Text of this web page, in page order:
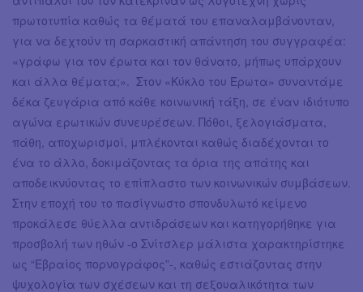
πρωτοτυπία καθώς τα θέματά του επαναλαμβάνονταν,
για να δεχτούν τη σαρκαστική απάντηση του συγγραφέα:
«γράφω για τον έρωτα και τον θάνατο, μήπως υπάρχουν
και άλλα θέματα;». Στον «Κύκλο του Έρωτα» συναντάμε
δέκα ζευγάρια από κάθε κοινωνική τάξη, σε έναν ιδιότυπο
αγώνα ερωτικών συνευρέσεων. Πόθοι, ξελογιάσματα,
πάθη, αποχωρισμοί, μπλέκονται καθώς διαδέχονται το
ένα το άλλο, δοκιμάζοντας τα όρια της απάτης και
αποδεικνύοντας το επίπλαστο των κοινωνικών συμβάσεων.
Στην εποχή του το πασίγνωστο σπονδυλωτό κείμενο
προκάλεσε θύελλα αντιδράσεων και κατηγορήθηκε για
προσβολή των ηθών -ο Σνίτσλερ μάλιστα χαρακτηρίστηκε
ως “Εβραίος πορνογράφος”-, καθώς εστιάζοντας στην
ψυχολογία των σχέσεων και τη σεξουαλικότητα των